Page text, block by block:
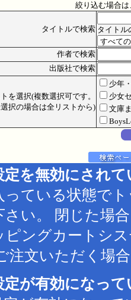
絞り込む場合
タイトルで検索 タイトル
作者で検索
出版社で検索
を選択(複数選択可です。
択の場合は全リストから)
少年
少女
文庫
定を無効にされ
っている状態で
さい。 閉じた場
ピングカートシ
注文いただく場
定が有効になっ